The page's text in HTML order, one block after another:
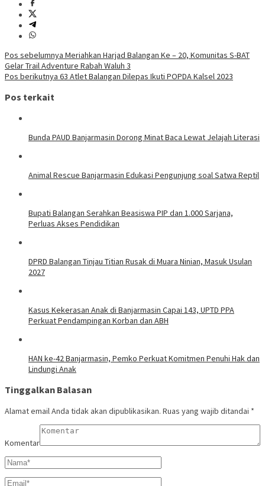
Navigasi
pos
Pos sebelumnya Meriahkan Harjad Balangan Ke – 20, Komunitas S-BAT
Gelar Trail Adventure Rabah Waluh 3
Pos berikutnya 63 Atlet Balangan Dilepas Ikuti POPDA Kalsel 2023
Pos terkait
Bunda PAUD Banjarmasin Dorong Minat Baca Lewat Jelajah Literasi
Animal Rescue Banjarmasin Edukasi Pengunjung soal Satwa Reptil
Bupati Balangan Serahkan Beasiswa PIP dan 1.000 Sarjana,
Perluas Akses Pendidikan
DPRD Balangan Tinjau Titian Rusak di Muara Ninian, Masuk Usulan
2027
Kasus Kekerasan Anak di Banjarmasin Capai 143, UPTD PPA
Perkuat Pendampingan Korban dan ABH
HAN ke-42 Banjarmasin, Pemko Perkuat Komitmen Penuhi Hak dan
Lindungi Anak
Tinggalkan Balasan
Alamat email Anda tidak akan dipublikasikan. Ruas yang wajib ditandai *
Komentar